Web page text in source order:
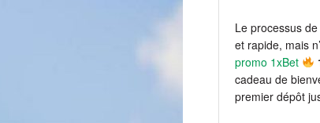
Le processus
et rapide, mais
promo 1xBet
cadeau de
premier dépôt